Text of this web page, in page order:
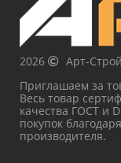
2026
Арт-
Приглашаем за
Весь товар
качества ГОСТ и
покупок
производителя.